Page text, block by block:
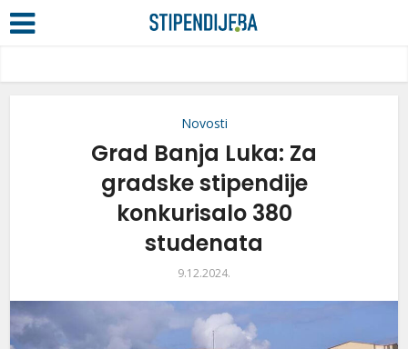
Novosti
Grad Banja Luka: Za
gradske stipendije
konkurisalo 380
studenata
9.12.2024.